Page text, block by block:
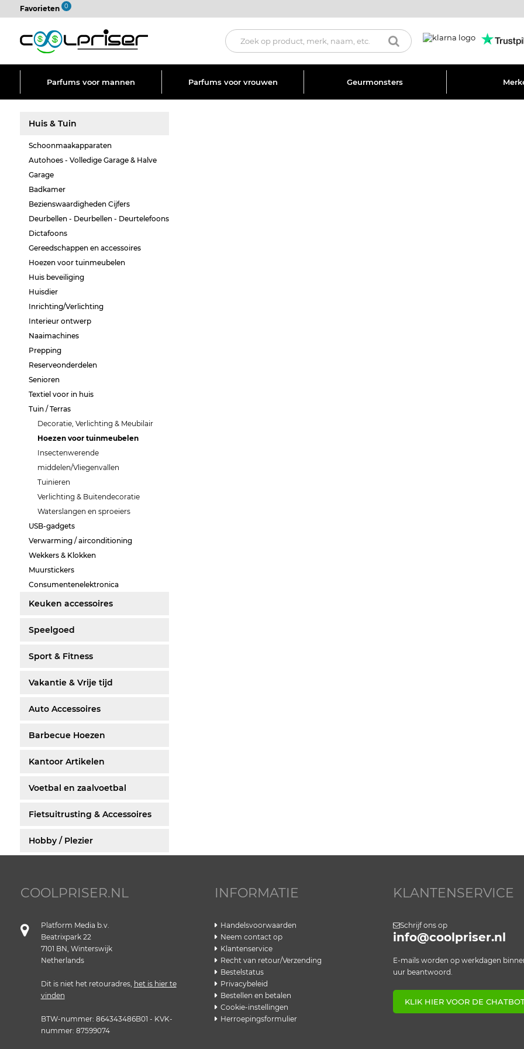
Favorieten 0
Parfums voor mannen Parfums voor vrouwen Geurmonsters
Huis & Tuin
Schoonmaakapparaten
Autohoes - Volledige Garage & Halve
Garage
Badkamer
Bezienswaardigheden Cijfers
Deurbellen - Deurbellen - Deurtelefoons
Dictafoons
Gereedschappen en accessoires
Hoezen voor tuinmeubelen
Huis beveiliging
Huisdier
Inrichting/Verlichting
Interieur ontwerp
Naaimachines
Prepping
Reserveonderdelen
Senioren
Textiel voor in huis
Tuin / Terras
Decoratie, Verlichting & Meubilair
Hoezen voor tuinmeubelen
Insectenwerende
middelen/Vliegenvallen
Tuinieren
Verlichting & Buitendecoratie
Waterslangen en sproeiers
USB-gadgets
Verwarming / airconditioning
Wekkers & Klokken
Muurstickers
Consumentenelektronica
Keuken accessoires
Speelgoed
Sport & Fitness
Vakantie & Vrije tijd
Auto Accessoires
Barbecue Hoezen
Kantoor Artikelen
Voetbal en zaalvoetbal
Fietsuitrusting & Accessoires
Hobby / Plezier
COOLPRISER.NL
Platform Media b.v.
Beatrixpark 22
7101 BN, Winterswijk
Netherlands
Dit is niet het retouradres, het is hier te
vinden
BTW-nummer: 864343486B01 - KVK-
nummer: 87599074
INFORMATIE
Handelsvoorwaarden
Neem contact op
Klantenservice
Recht van retour/Verzending
Bestelstatus
Privacybeleid
Bestellen en betalen
Cookie-instellingen
Herroepingsformulier
KLANTENSERVICE
Schrijf ons op
info@coolpriser.nl
E-mails worden op werkdagen
uur beantwoord.
KLIK HIER VOOR DE